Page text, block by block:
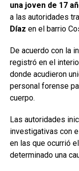
una joven de 17
a las autoridades
Díaz en el barrio
De acuerdo con la
registró en el
donde acudieron
personal forense
cuerpo.
Las autoridades
investigativas con
en las que ocurrió
determinado una